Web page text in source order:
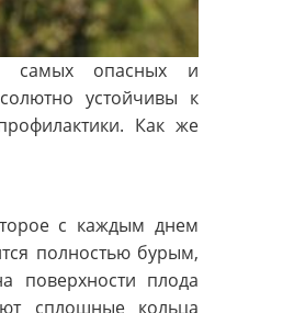
самых опасных и
устойчивы к
Как же
с каждым днем
полностью бурым,
поверхности плода
сплошные кольца